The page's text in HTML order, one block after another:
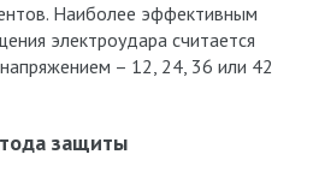
Наиболее эффективным
электроудара считается
– 12, 24, 36 или 42
защиты